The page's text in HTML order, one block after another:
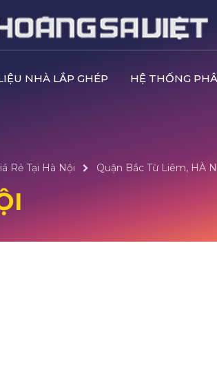
NHÀ LẮP GHÉP HỆ THỐNG
Rẻ Tại Hà Nội Quận Bắc Từ Liêm, HÀ